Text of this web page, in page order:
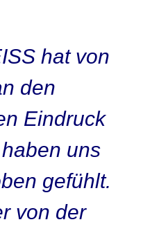
hat von
den
Eindruck
uns
gefühlt.
von der